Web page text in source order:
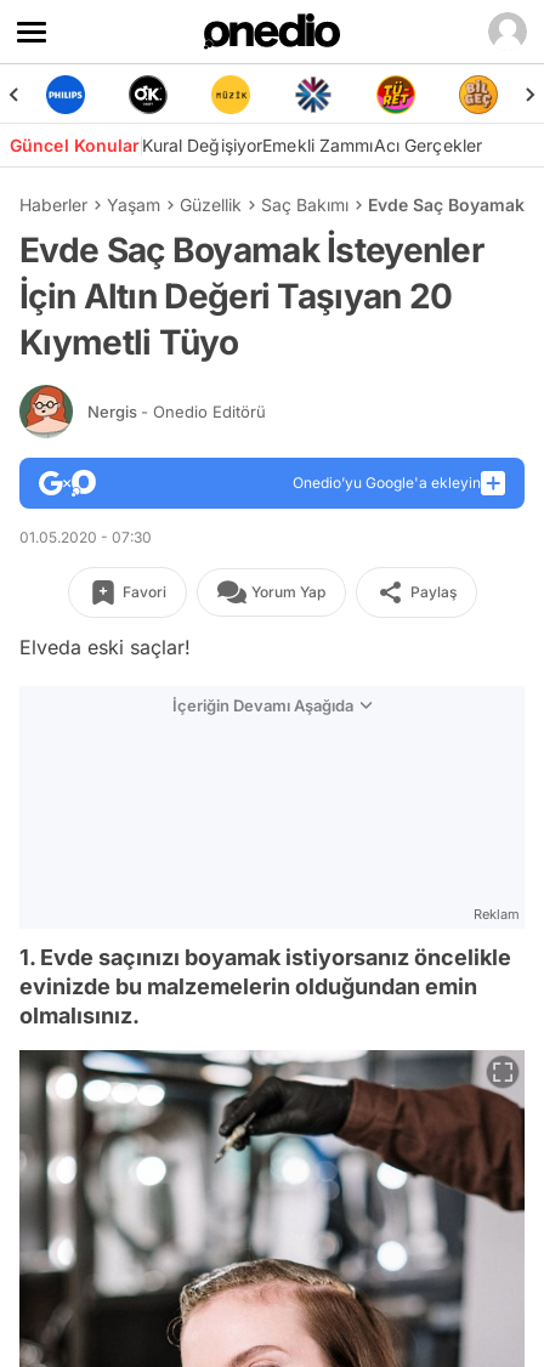
Güncel KonularKural DeğişiyorEmekli ZammıAcı Gerçekler
Haberler Yaşam Güzellik Saç Bakımı Evde Saç Boyamak
Evde Saç Boyamak İsteyenler
İçin Altın Değeri Taşıyan 20
Kıymetli Tüyo
Nergis - Onedio Editörü
Onedio’yu Google'a ekleyin
01.05.2020 - 07:30
Favori Yorum Yap Paylaş
Elveda eski saçlar!
İçeriğin Devamı Aşağıda
Reklam
1. Evde saçınızı boyamak istiyorsanız öncelikle
evinizde bu malzemelerin olduğundan emin
olmalısınız.